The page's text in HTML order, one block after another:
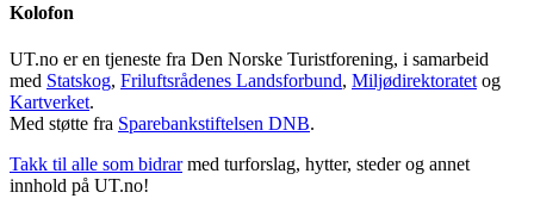
Kolofon
UT.no er en tjeneste fra Den Norske Turistforening, i samarbeid
med Statskog, Friluftsrådenes Landsforbund, Miljødirektoratet og
Kartverket.
Med støtte fra Sparebankstiftelsen DNB.
Takk til alle som bidrar med turforslag, hytter, steder og annet
innhold på UT.no!